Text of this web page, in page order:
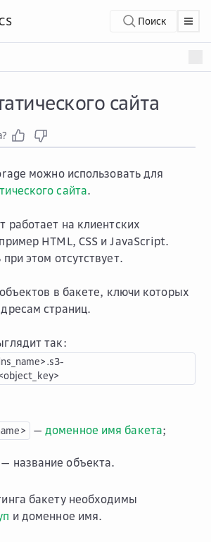
Поиск
сайта
можно использовать для
сайта.
работает на клиентских
HTML, CSS и JavaScript.
этом отсутствует.
в бакете, ключи которых
страниц.
так:
—доменное имя бакета;
— название объекта.
бакету необходимы
и доменное имя.